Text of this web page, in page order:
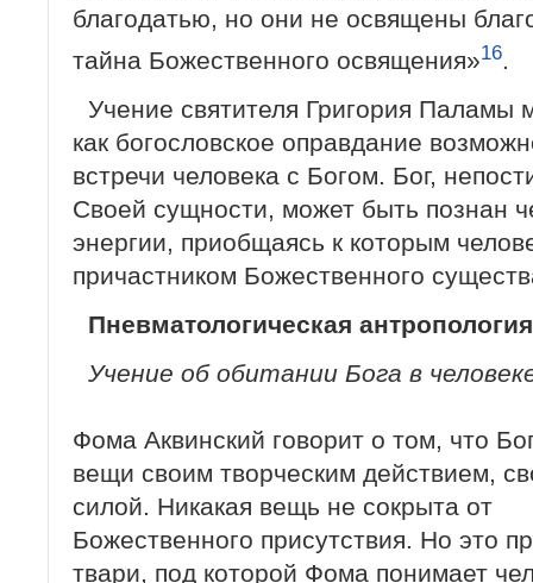
благодатью, но они не освящены
тайна Божественного освящения»16
Учение святителя Григория Паламы
как богословское оправдание
встречи человека с Богом. Бог,
Своей сущности, может быть познан
энергии, приобщаясь к которым
причастником Божественного
Пневматологическая
Учение об обитании Бога в
Фома Аквинский говорит о том, что
вещи своим творческим действием,
силой. Никакая вещь не сокрыта от
Божественного присутствия. Но это
твари, под которой Фома понимает